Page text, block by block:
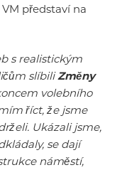
představí na
s realistickým
slíbiliZměny
volebního
říct, že jsme
Ukázali jsme,
se dají
náměstí,